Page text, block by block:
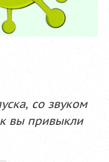
со звуком
вы привыкли